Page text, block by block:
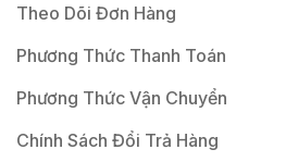
Theo Dõi Đơn Hàng
Phương Thức Thanh Toán
Phương Thức Vận Chuyển
Chính Sách Đổi Trả Hàng